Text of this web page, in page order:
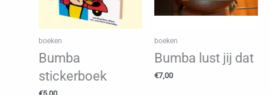
boeken
Bumba
stickerboek
boeken
Bumba lust jij dat
€7,00